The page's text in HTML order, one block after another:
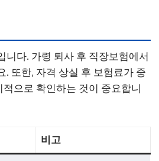
다. 가령 퇴사 후 직장보험에서
또한, 자격 상실 후 보험료가 중
으로 확인하는 것이 중요합니
비고